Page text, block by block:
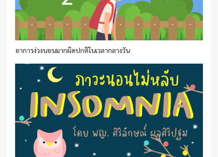
อาการง่วงนอนมากผิดปกติในเวลากลางวัน